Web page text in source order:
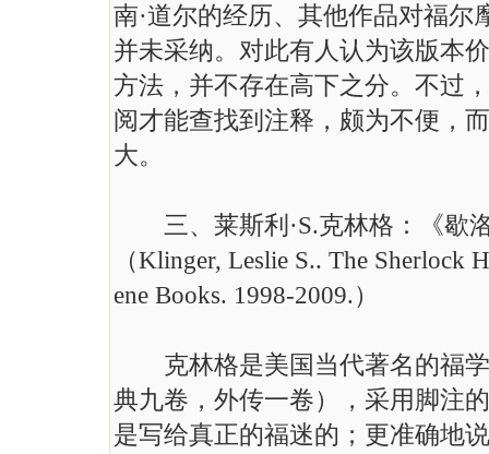
南·道尔的经历、其他作品对福
并未采纳。对此有人认为该版本
方法，并不存在高下之分。不过
阅才能查找到注释，颇为不便，
大。
三、莱斯利·S.克林格：《歇洛
（Klinger, Leslie S.. The Sherlock
ene Books. 1998-2009.）
克林格是美国当代著名的福学
典九卷，外传一卷），采用脚注
是写给真正的福迷的；更准确地